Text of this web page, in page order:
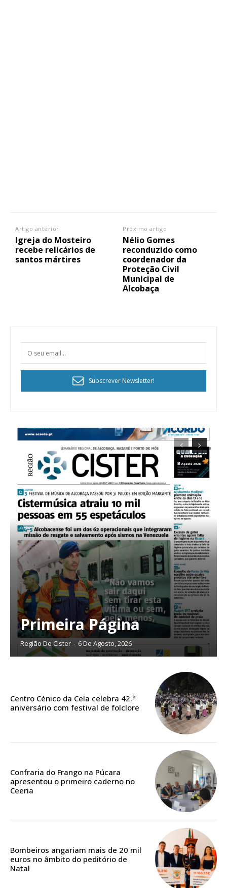
Planos de Assinatura
Faça-se assinante do Região de Cister e ajude-nos a manter este serviço
Sendo assinante terá acesso a todos os conteúdos exclusivos e versões
Escolha o plano de assinatura desejado:
ASSINATURA
12 meses
Edição em papel entregue à Quinta-feira em sua
Artigo anterior
Igreja do Mosteiro
recebe relicários de
santos mártires
Próximo artigo
Nélio Gomes
reconduzido como
coordenador da
Proteção Civil
Municipal de
Alcobaça
Subscrever Newsletter!
Primeira Página
Região De Cister - 6 De Agosto, 2026
Centro Cénico da Cela celebra 42.º
aniversário com festival de folclore
Confraria do Frango na Púcara
apresentou o primeiro caderno no
Ceeria
Bombeiros angariam mais de 20 mil
euros no âmbito do peditório de
Natal